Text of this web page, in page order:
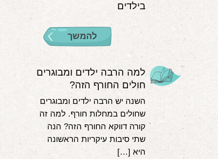
בילדים
להמשך
למה הרבה ילדים ומבוגרים
חולים החורף הזה?
השנה יש הרבה ילדים ומבוגרים
שחולים במחלות חורף. למה זה
קורה דווקא החורף הזה? הנה
שתי סיבות עיקריות הראשונה
היא […]